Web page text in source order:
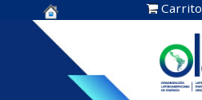
Centro de
Documentación
OLADE -
Carrito